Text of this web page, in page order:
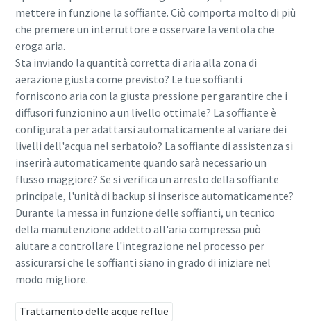
mettere in funzione la soffiante. Ciò comporta molto di più
che premere un interruttore e osservare la ventola che
eroga aria.
Sta inviando la quantità corretta di aria alla zona di
aerazione giusta come previsto? Le tue soffianti
forniscono aria con la giusta pressione per garantire che i
diffusori funzionino a un livello ottimale? La soffiante è
configurata per adattarsi automaticamente al variare dei
livelli dell'acqua nel serbatoio? La soffiante di assistenza si
inserirà automaticamente quando sarà necessario un
flusso maggiore? Se si verifica un arresto della soffiante
principale, l'unità di backup si inserisce automaticamente?
Durante la messa in funzione delle soffianti, un tecnico
della manutenzione addetto all'aria compressa può
aiutare a controllare l'integrazione nel processo per
assicurarsi che le soffianti siano in grado di iniziare nel
modo migliore.
Trattamento delle acque reflue